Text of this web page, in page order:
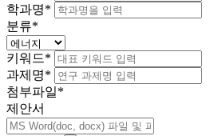
학과명*
분류*
키워드*
과제명*
첨부파일*
제안서